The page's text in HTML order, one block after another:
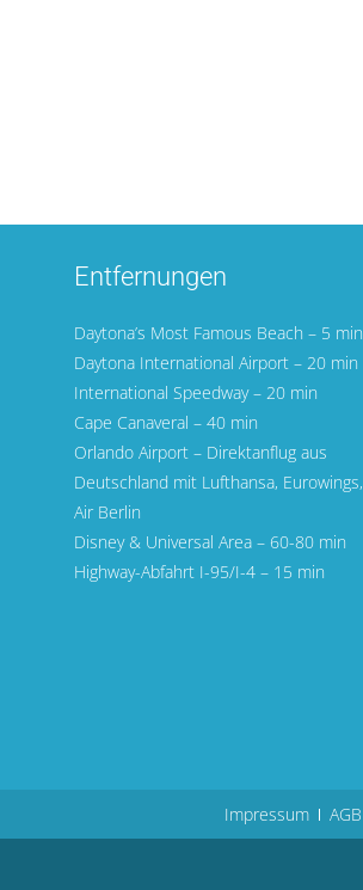
Entfernungen
Daytona’s Most Famous Beach – 5 min
Daytona International Airport– 20 min
International Speedway – 20 min
Cape Canaveral – 40 min
Orlando Airport– Direktanflug aus
Deutschland mit Lufthansa, Eurowings,
Air Berlin
Disney & Universal Area – 60-80 min
Highway-Abfahrt I-95/I-4 – 15 min
Impressum AGB